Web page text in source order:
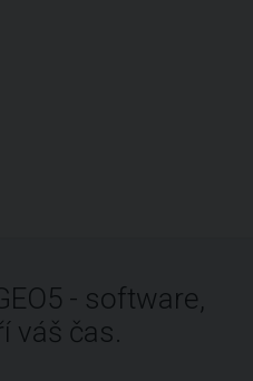
- software,
váš čas.